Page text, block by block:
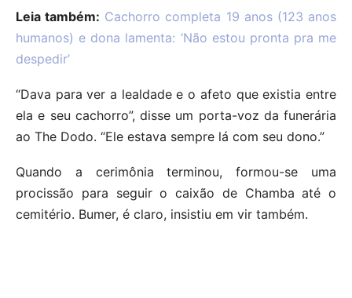
Leia também: Cachorro completa 19 anos (123 anos
humanos) e dona lamenta: ‘Não estou pronta pra me
despedir’
“Dava para ver a lealdade e o afeto que existia entre
ela e seu cachorro”, disse um porta-voz da funerária
ao The Dodo. “Ele estava sempre lá com seu dono.”
Quando a cerimônia terminou, formou-se uma
procissão para seguir o caixão de Chamba até o
cemitério. Bumer, é claro, insistiu em vir também.